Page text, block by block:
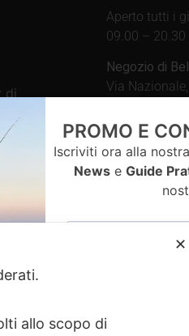
di
contatti
Aperto tutti i
09.00 – 20.30
Negozio di
Via
09.00 –
✕
allo scopo di
PROMO E
Iscriviti ora alla
Newse Guide
Cliccando sul pulsante